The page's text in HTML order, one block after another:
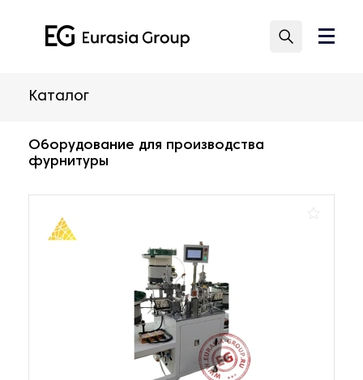
Каталог
Оборудование для производства
фурнитуры